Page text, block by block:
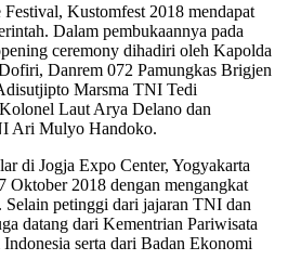
Kustomfest 2018 mendapat
Dalam pembukaannya pada
ceremony dihadiri oleh Kapolda
Danrem 072 Pamungkas Brigjen
Marsma TNI Tedi
Laut Arya Delano dan
Ari Mulyo Handoko.
di Jogja Expo Center, Yogyakarta
Oktober 2018 dengan mengangkat
petinggi dari jajaran TNI dan
datang dari Kementrian Pariwisata
serta dari Badan Ekonomi